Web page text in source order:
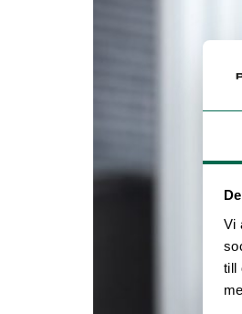
Vi
till